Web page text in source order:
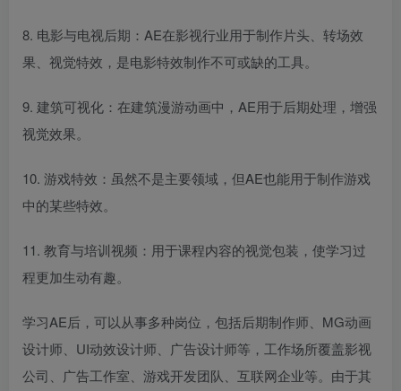
8. 电影与电视后期：AE在影视行业用于制作片头、转场效
果、视觉特效，是电影特效制作不可或缺的工具。
9. 建筑可视化：在建筑漫游动画中，AE用于后期处理，增强
视觉效果。
10. 游戏特效：虽然不是主要领域，但AE也能用于制作游戏
中的某些特效。
11. 教育与培训视频：用于课程内容的视觉包装，使学习过
程更加生动有趣。
学习AE后，可以从事多种岗位，包括后期制作师、MG动画
设计师、UI动效设计师、广告设计师等，工作场所覆盖影视
公司、广告工作室、游戏开发团队、互联网企业等。由于其